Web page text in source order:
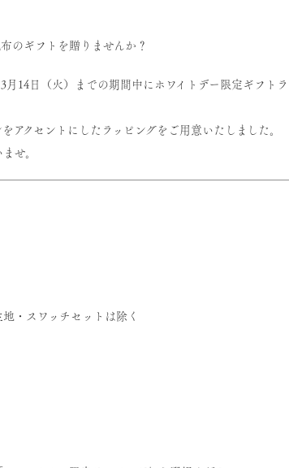
のギフトを贈りませんか？
14日（火）までの期間中にホワイトデー限定ギフト
アクセントにしたラッピングをご用意いたしました。
せ。
スワッチセットは除く